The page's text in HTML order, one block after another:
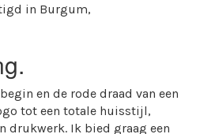
in Burgum,
en de rode draad van een
tot een totale huisstijl,
drukwerk. Ik bied graag een